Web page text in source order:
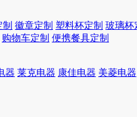
徽章定制 塑料杯定制 玻璃杯
购物车定制 便携餐具定制
器 莱克电器 康佳电器 美菱电器